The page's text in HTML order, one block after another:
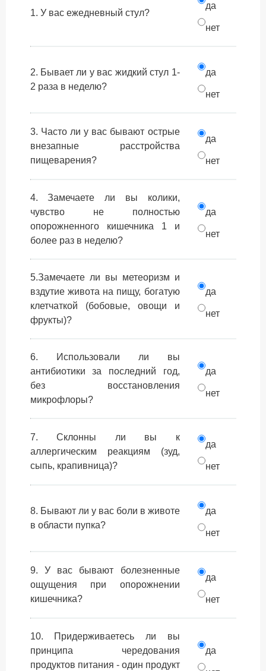
1. У вас ежедневный стул?
да
нет
2. Бывает ли у вас жидкий стул 1-
2 раза в неделю?
да
нет
3. Часто ли у вас бывают острые
внезапные расстройства
пищеварения?
да
нет
4. Замечаете ли вы колики,
чувство не полностью
опорожненного кишечника 1 и
более раз в неделю?
да
нет
5.Замечаете ли вы метеоризм и
вздутие живота на пищу, богатую
клетчаткой (бобовые, овощи и
фрукты)?
да
нет
6. Использовали ли вы
антибиотики за последний год,
без восстановления
микрофлоры?
да
нет
7. Склонны ли вы к
аллергическим реакциям (зуд,
сыпь, крапивница)?
да
нет
8. Бывают ли у вас боли в животе
в области пупка?
да
нет
9. У вас бывают болезненные
ощущения при опорожнении
кишечника?
да
нет
10. Придерживаетесь ли вы
принципа чередования
продуктов питания - один продукт
да